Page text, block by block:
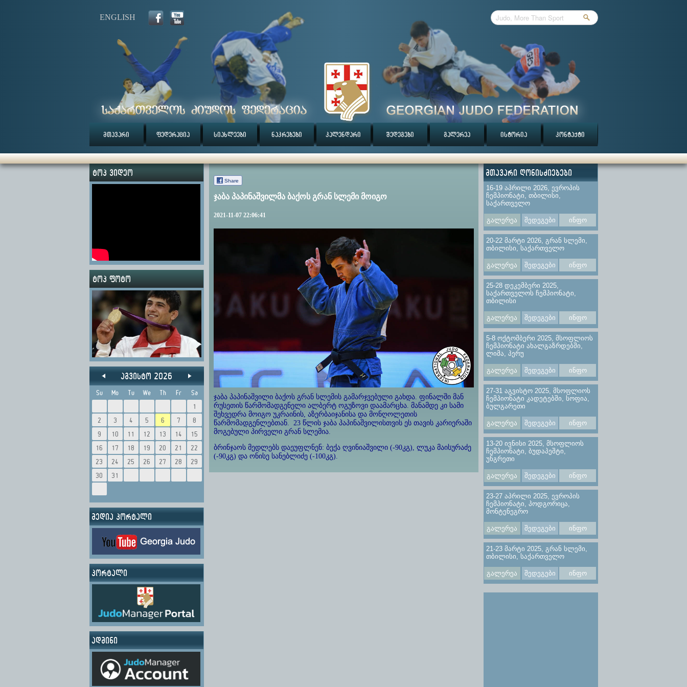
ENGLISH
მთავარი ფედერაცია სიახლეები ნაკრებები კალენდარი შედეგები გალერეა ისტორია კონტაქტი
ტოპ ვიდეო
ტოპ ფოტო
აგვისტო 2026
Su Mo Tu We Th Fr
Sa
1
2
3 4 5 6 7
8
9
10 11 12 13 14
15
16
17 18 19 20 21
22
23
24 25 26 27 28
29
30
31
მედია პორტალი
პორტალი
ადმინი
Share
ჯაბა პაპინაშვილმა ბაქოს გრან სლემი მოიგო
2021-11-07 22:06:41
ჯაბა პაპინაშვილი ბაქოს გრან სლემის გამარჯვებული გახდა. ფინალში მან
რუსეთის წარმომადგენელი ალბერტ ოგუზოვი დაამარცხა. მანამდე კი სამი
შეხვედრა მოიგო უკრაინის, აზერბაიჯანისა და მონღოლეთის
წარმომადგენლებთან. 23 წლის ჯაბა პაპინაშვილისთვის ეს თავის კარიერაში
მოგებული პირველი გრან სლემია.
ბრინჯაოს მედლებს დაეუფლნენ: ბექა ღვინიაშვილი (-90კგ), ლუკა მაისურაძე
(-90კგ) და ონისე სანებლიძე (-100კგ).
მთავარი ღონისძიებები
16-19 აპრილი 2026, ევროპის
ჩემპიონატი, თბილისი,
საქართველო
გალერეა შედეგები ინფო
20-22 მარტი 2026, გრან სლემი,
თბილისი, საქართველო
გალერეა შედეგები ინფო
25-28 დეკემბერი 2025,
საქართველოს ჩემპიონატი,
თბილისი
გალერეა შედეგები ინფო
5-8 ოქტომბერი 2025, მსოფლიოს
ჩემპიონატი ახალგაზრდებში,
ლიმა, პერუ
გალერეა შედეგები ინფო
27-31 აგვისტო 2025, მსოფლიოს
ჩემპიონატი კადეტებში, სოფია,
ბულგარეთი
გალერეა შედეგები ინფო
13-20 ივნისი 2025, მსოფლიოს
ჩემპიონატი, ბუდაპეშტი,
უნგრეთი
გალერეა შედეგები ინფო
23-27 აპრილი 2025, ევროპის
ჩემპიონატი, პოდგორიცა,
მონტენეგრო
გალერეა შედეგები ინფო
21-23 მარტი 2025, გრან სლემი,
თბილისი, საქართველო
გალერეა შედეგები ინფო